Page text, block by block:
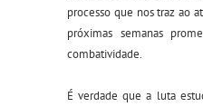
processo que nos traz ao
próximas semanas
combatividade.
É verdade que a luta